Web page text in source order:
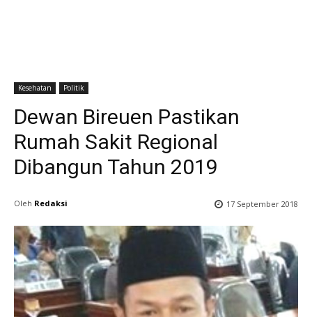
Kesehatan Politik
Dewan Bireuen Pastikan
Rumah Sakit Regional
Dibangun Tahun 2019
Oleh Redaksi 17 September 2018